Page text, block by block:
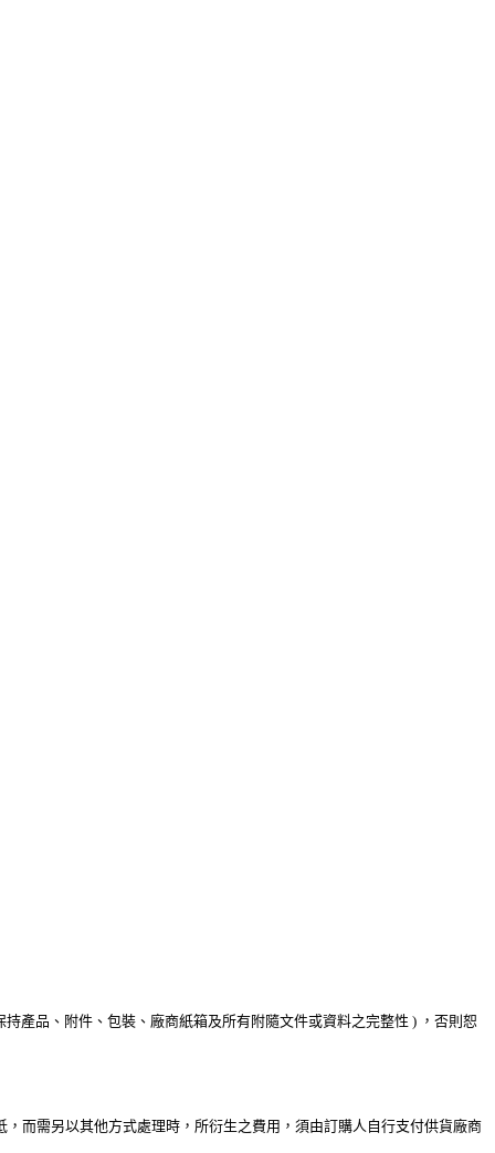
產品、附件、包裝、廠商紙箱及所有附隨文件或資料之完整性 ) ，否則恕
而需另以其他方式處理時，所衍生之費用，須由訂購人自行支付供貨廠商